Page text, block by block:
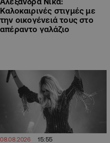
Καλοκαιρινές στιγμές με
την οικογένειά τους στο
απέραντο γαλάζιο
08.08.2026 15:55